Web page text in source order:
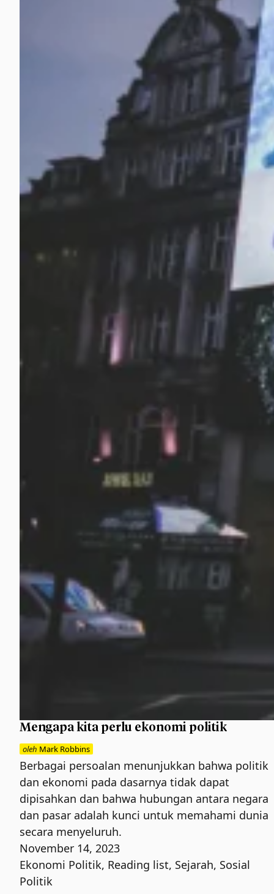
Mengapa kita perlu ekonomi politik
oleh Mark Robbins
Berbagai persoalan menunjukkan bahwa politik
dan ekonomi pada dasarnya tidak dapat
dipisahkan dan bahwa hubungan antara negara
dan pasar adalah kunci untuk memahami dunia
secara menyeluruh.
November 14, 2023
Ekonomi Politik, Reading list, Sejarah, Sosial
Politik